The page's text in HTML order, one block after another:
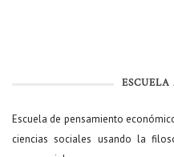
Escuela de pensamiento
ciencias sociales usando la